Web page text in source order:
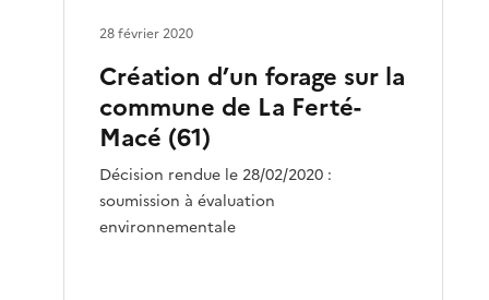
Création d’un forage sur la
commune de La Ferté-
Macé (61)
Décision rendue le 28/02/2020 :
soumission à évaluation
environnementale
28 février 2020